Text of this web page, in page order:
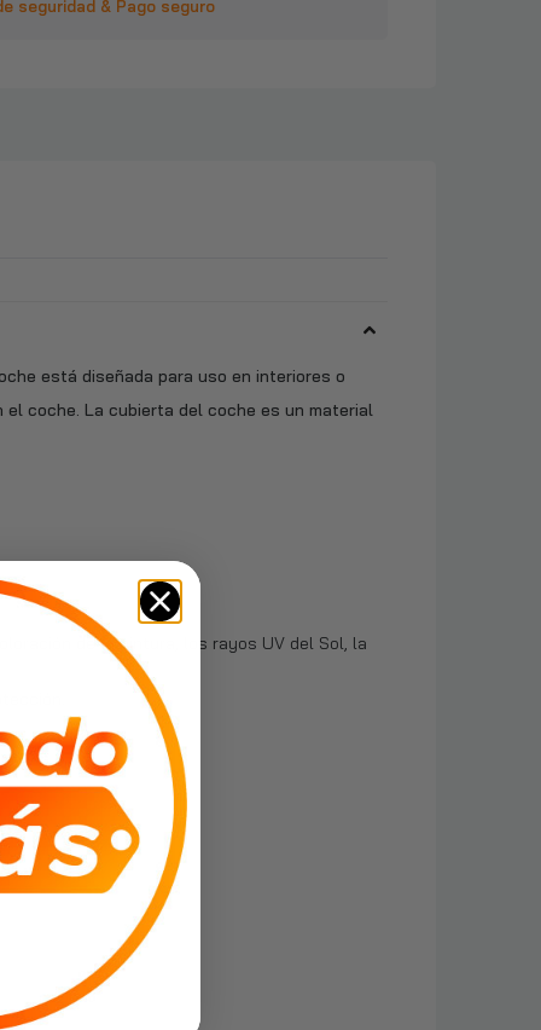
seguridad & Pago seguro
está diseñada para uso en interiores o
el coche. La cubierta del coche es un material
de la pintura, los rayos UV del Sol, la